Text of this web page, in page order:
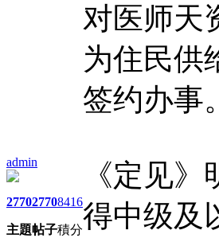
admin
2770
主題
2770
帖子
8416
積分
对医师天
为住民供
签约办事。
《定见
得中级及